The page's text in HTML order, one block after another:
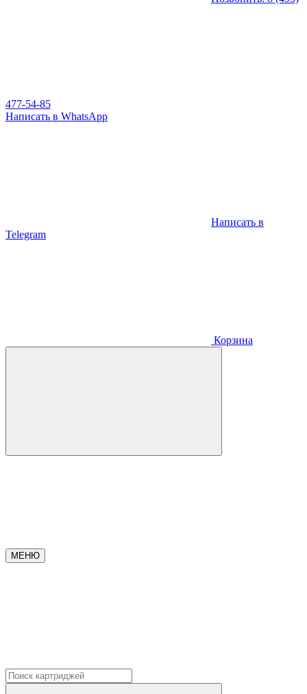
477-54-85
Написать в WhatsApp
Написать в
Telegram
Корзина
МЕНЮ